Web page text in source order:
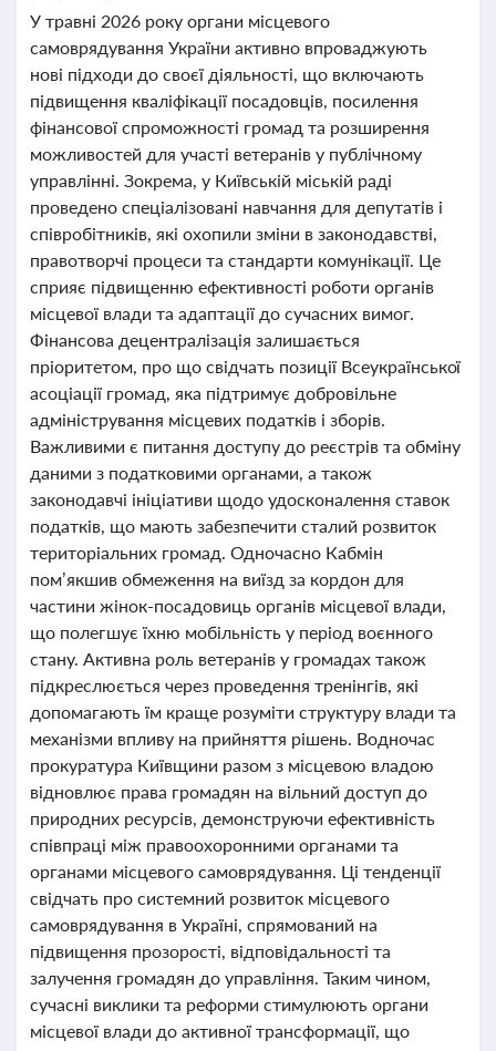
У травні 2026 року органи місцевого
самоврядування України активно впроваджують
нові підходи до своєї діяльності, що включають
підвищення кваліфікації посадовців, посилення
фінансової спроможності громад та розширення
можливостей для участі ветеранів у публічному
управлінні. Зокрема, у Київській міській раді
проведено спеціалізовані навчання для депутатів і
співробітників, які охопили зміни в законодавстві,
правотворчі процеси та стандарти комунікації. Це
сприяє підвищенню ефективності роботи органів
місцевої влади та адаптації до сучасних вимог.
Фінансова децентралізація залишається
пріоритетом, про що свідчать позиції Всеукраїнської
асоціації громад, яка підтримує добровільне
адміністрування місцевих податків і зборів.
Важливими є питання доступу до реєстрів та обміну
даними з податковими органами, а також
законодавчі ініціативи щодо удосконалення ставок
податків, що мають забезпечити сталий розвиток
територіальних громад. Одночасно Кабмін
пом’якшив обмеження на виїзд за кордон для
частини жінок-посадовиць органів місцевої влади,
що полегшує їхню мобільність у період воєнного
стану. Активна роль ветеранів у громадах також
підкреслюється через проведення тренінгів, які
допомагають їм краще розуміти структуру влади та
механізми впливу на прийняття рішень. Водночас
прокуратура Київщини разом з місцевою владою
відновлює права громадян на вільний доступ до
природних ресурсів, демонструючи ефективність
співпраці між правоохоронними органами та
органами місцевого самоврядування. Ці тенденції
свідчать про системний розвиток місцевого
самоврядування в Україні, спрямований на
підвищення прозорості, відповідальності та
залучення громадян до управління. Таким чином,
сучасні виклики та реформи стимулюють органи
місцевої влади до активної трансформації, що